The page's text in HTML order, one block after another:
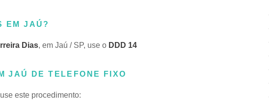
EM JAÚ?
Dias, em Jaú / SP, use o DDD 14
JAÚ DE TELEFONE FIXO
este procedimento: